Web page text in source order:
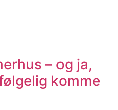
– og ja,
komme